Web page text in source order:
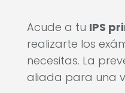
Acude a tu IPS
realizarte los
necesitas. La
aliada para una